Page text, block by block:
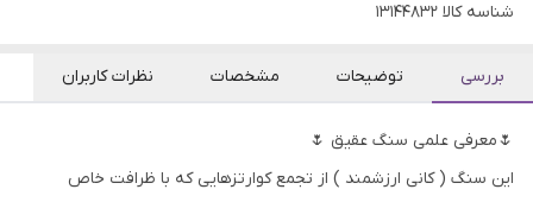
شناسه کالا 13144832
بررسی توضیحات مشخصات نظرات کاربران
🌷معرفی علمی سنگ عقیق 🌷
این سنگ ( کانی ارزشمند ) از تجمع کوارتزهایی که با ظرافت خاص